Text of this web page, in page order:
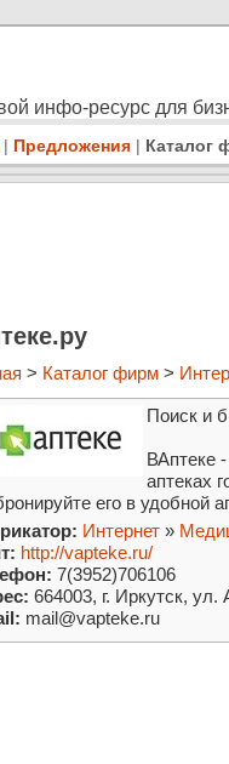
инфо-ресурс для
| Предложения | Каталог
> Каталог фирм >
Поиск и
ВАптеке
аптеках
его в удобной
Интернет »
http://vapteke.ru/
7(3952)706106
664003, г. Иркутск,
mail@vapteke.ru